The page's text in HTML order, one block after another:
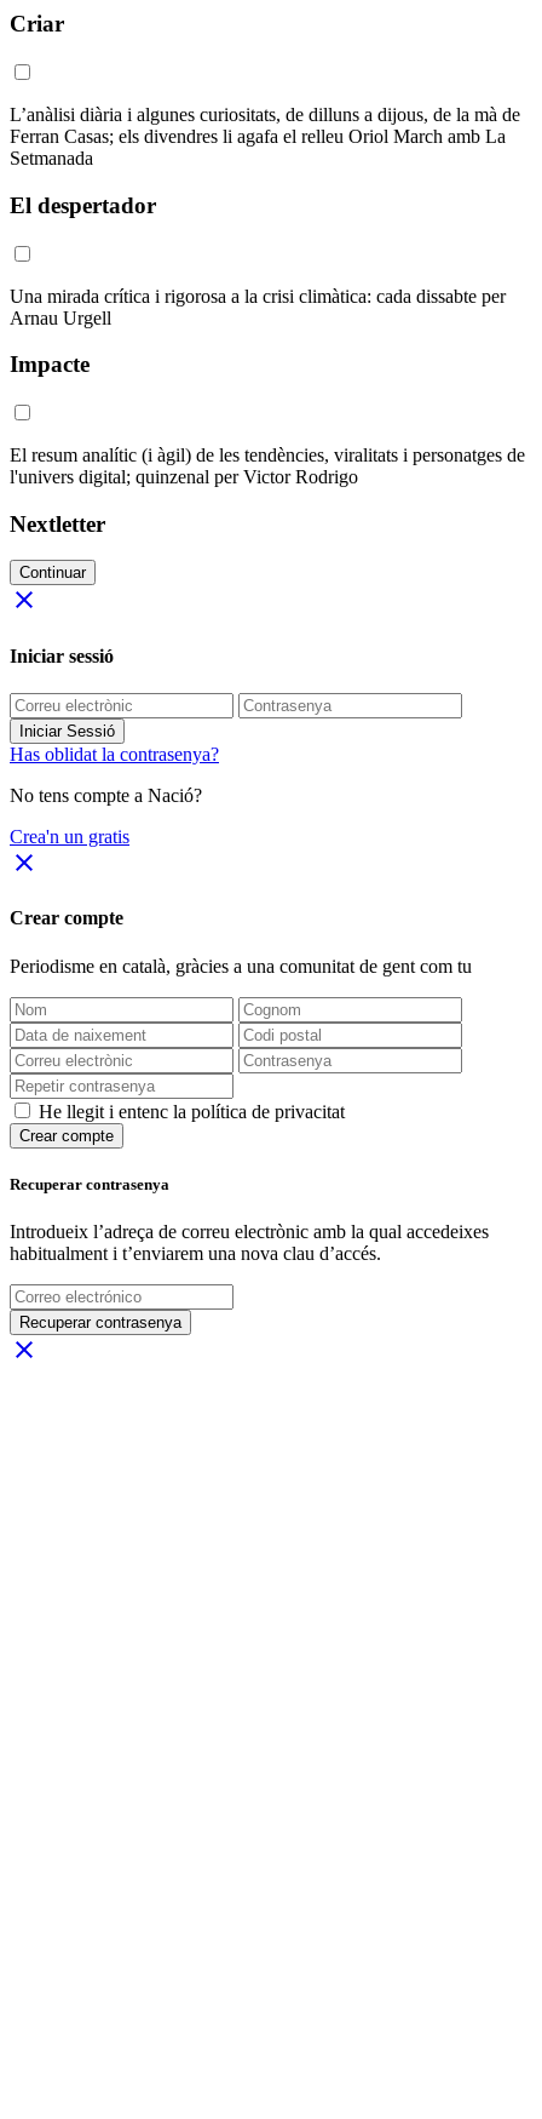
Criar
L’anàlisi diària i algunes curiositats, de dilluns a dijous, de la mà de
Ferran Casas; els divendres li agafa el relleu Oriol March amb La
Setmanada
El despertador
Una mirada crítica i rigorosa a la crisi climàtica: cada dissabte per
Arnau Urgell
Impacte
El resum analític (i àgil) de les tendències, viralitats i personatges de
l'univers digital; quinzenal per Victor Rodrigo
Nextletter
Continuar
close
Iniciar sessió
Iniciar Sessió
Has oblidat la contrasenya?
No tens compte a Nació?
Crea'n un gratis
close
Crear compte
Periodisme en català, gràcies a una comunitat de gent com tu
He llegit i entenc la política de privacitat
Crear compte
Recuperar contrasenya
Introdueix l’adreça de correu electrònic amb la qual accedeixes
habitualment i t’enviarem una nova clau d’accés.
Recuperar contrasenya
close